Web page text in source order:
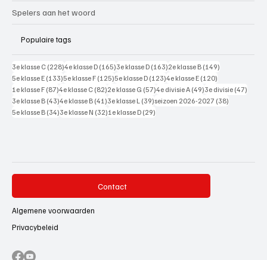
Spelers aan het woord
Populaire tags
3e klasse C (228)228 posts
4e klasse D (165)165 posts
3e klasse D (163)163 posts
2e klasse B (149)
5e klasse E (133)133 posts
5e klasse F (125)125 posts
5e klasse D (123)123 posts
4e klasse E (120)
1e klasse F (87)87 posts
4e klasse C (82)82 posts
2e klasse G (57)57 posts
4e divisie A (49)49 posts
3e divisie (47)
3e klasse B (43)43 posts
4e klasse B (41)41 posts
3e klasse L (39)39 posts
seizoen 2026-2027 (38)
5e klasse B (34)34 posts
3e klasse N (32)32 posts
1e klasse D (29)
Contact
Algemene voorwaarden
Privacybeleid